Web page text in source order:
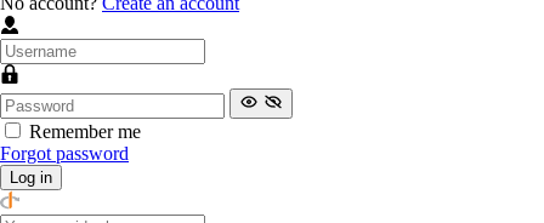
Remember me
Forgot password
Log in